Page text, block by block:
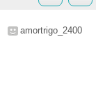
amortrigo_2400